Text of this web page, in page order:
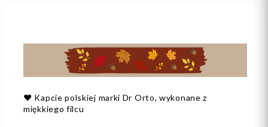
❤️ Kapcie polskiej marki Dr Orto, wykonane z
miękkiego filcu